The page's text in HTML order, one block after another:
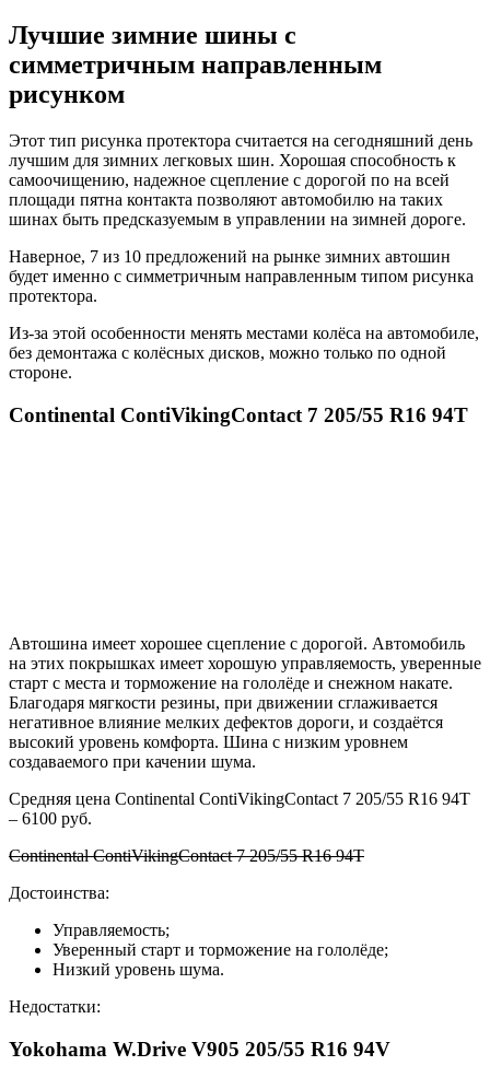
Лучшие зимние шины с
симметричным направленным
рисунком
Этот тип рисунка протектора считается на сегодняшний день
лучшим для зимних легковых шин. Хорошая способность к
самоочищению, надежное сцепление с дорогой по на всей
площади пятна контакта позволяют автомобилю на таких
шинах быть предсказуемым в управлении на зимней дороге.
Наверное, 7 из 10 предложений на рынке зимних автошин
будет именно с симметричным направленным типом рисунка
протектора.
Из-за этой особенности менять местами колёса на автомобиле,
без демонтажа с колёсных дисков, можно только по одной
стороне.
Continental ContiVikingContact 7 205/55 R16 94Т
Автошина имеет хорошее сцепление с дорогой. Автомобиль
на этих покрышках имеет хорошую управляемость, уверенные
старт с места и торможение на гололёде и снежном накате.
Благодаря мягкости резины, при движении сглаживается
негативное влияние мелких дефектов дороги, и создаётся
высокий уровень комфорта. Шина с низким уровнем
создаваемого при качении шума.
Средняя цена Continental ContiVikingContact 7 205/55 R16 94Т
– 6100 руб.
Continental ContiVikingContact 7 205/55 R16 94Т
Достоинства:
Управляемость;
Уверенный старт и торможение на гололёде;
Низкий уровень шума.
Недостатки:
Yokohama W.Drive V905 205/55 R16 94V